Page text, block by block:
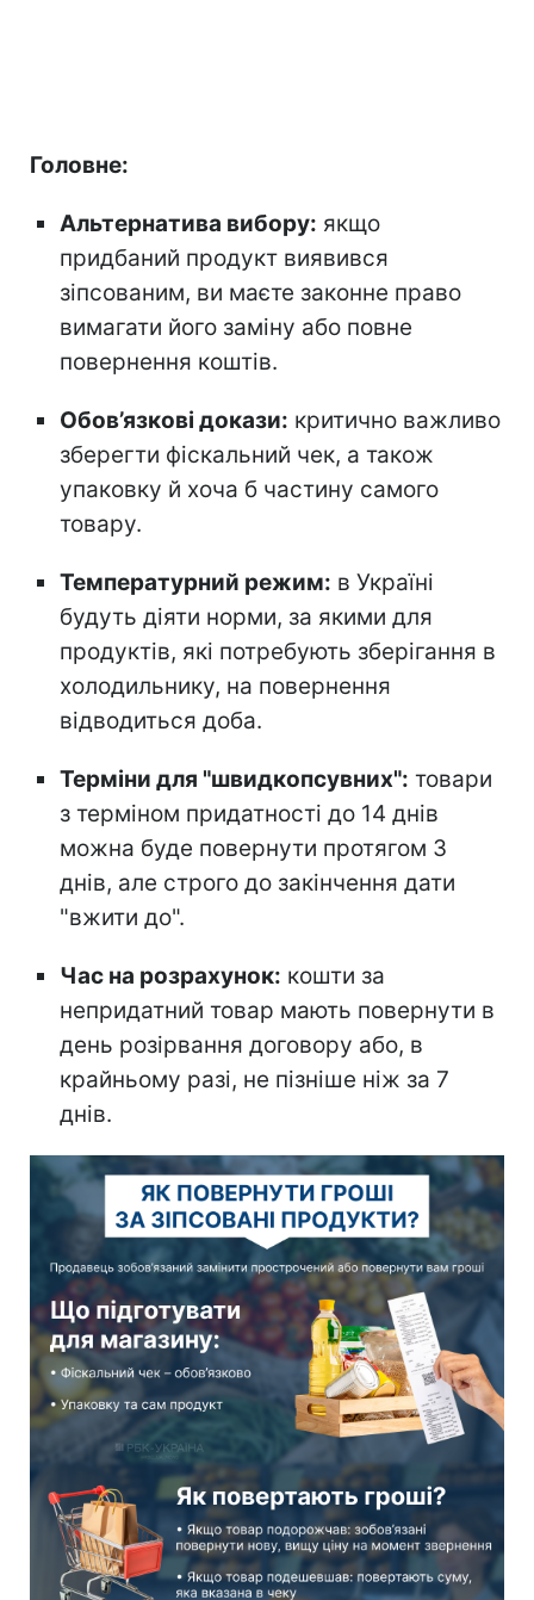
Головне:
Альтернатива вибору: якщо
придбаний продукт виявився
зіпсованим, ви маєте законне право
вимагати його заміну або повне
повернення коштів.
Обов’язкові докази: критично важливо
зберегти фіскальний чек, а також
упаковку й хоча б частину самого
товару.
Температурний режим: в Україні
будуть діяти норми, за якими для
продуктів, які потребують зберігання в
холодильнику, на повернення
відводиться доба.
Терміни для "швидкопсувних": товари
з терміном придатності до 14 днів
можна буде повернути протягом 3
днів, але строго до закінчення дати
"вжити до".
Час на розрахунок: кошти за
непридатний товар мають повернути в
день розірвання договору або, в
крайньому разі, не пізніше ніж за 7
днів.